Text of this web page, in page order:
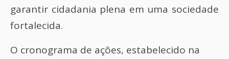
garantir cidadania plena em uma sociedade
fortalecida.
O cronograma de ações, estabelecido na